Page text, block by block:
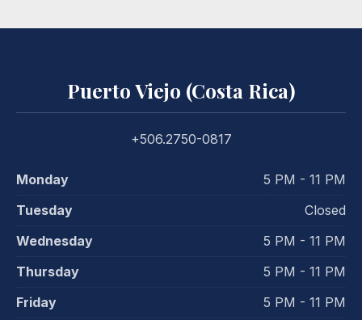
Puerto Viejo (Costa Rica)
+506.2750-0817
Monday
5 PM - 11 PM
Tuesday
Closed
Wednesday
5 PM - 11 PM
Thursday
5 PM - 11 PM
Friday
5 PM - 11 PM